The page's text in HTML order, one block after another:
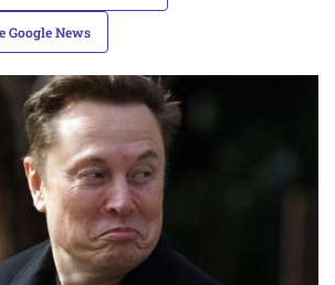
Google News